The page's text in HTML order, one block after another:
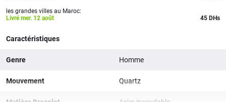
les grandes villes au Maroc:
Livré mer. 12 août
45 DHs
Caractéristiques
Genre Homme
Mouvement Quartz